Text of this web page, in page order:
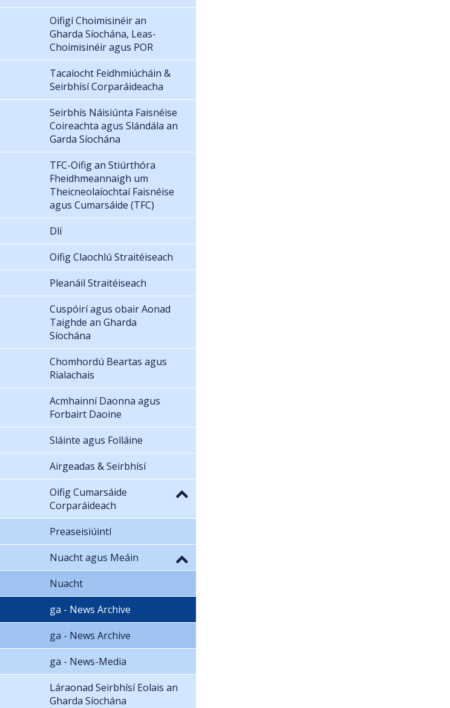
Oifigí Choimisinéir an
Gharda Síochána, Leas-
Choimisinéir agus POR
Tacaíocht Feidhmiúcháin &
Seirbhísí Corparáideacha
Seirbhís Náisiúnta Faisnéise
Coireachta agus Slándála an
Garda Síochána
TFC-Oifig an Stiúrthóra
Fheidhmeannaigh um
Theicneolaíochtaí Faisnéise
agus Cumarsáide (TFC)
Dlí
Oifig Claochlú Straitéiseach
Pleanáil Straitéiseach
Cuspóirí agus obair Aonad
Taighde an Gharda
Síochána
Chomhordú Beartas agus
Rialachais
Acmhainní Daonna agus
Forbairt Daoine
Sláinte agus Folláine
Airgeadas & Seirbhísí
Oifig Cumarsáide
Corparáideach
Preaseisiúintí
Nuacht agus Meáin
Nuacht
ga - News Archive
ga - News Archive
ga - News-Media
Láraonad Seirbhísí Eolais an
Gharda Síochána